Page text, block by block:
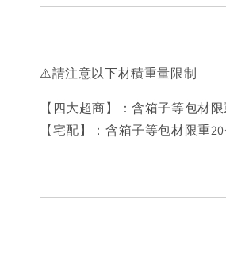
⚠️請注意以下材積重量限制
【四大超商】：含箱子等包材限
【宅配】：含箱子等包材限重20